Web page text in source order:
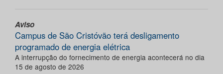
Aviso
Campus de São Cristóvão terá desligamento
programado de energia elétrica
A interrupção do fornecimento de energia acontecerá no dia
15 de agosto de 2026